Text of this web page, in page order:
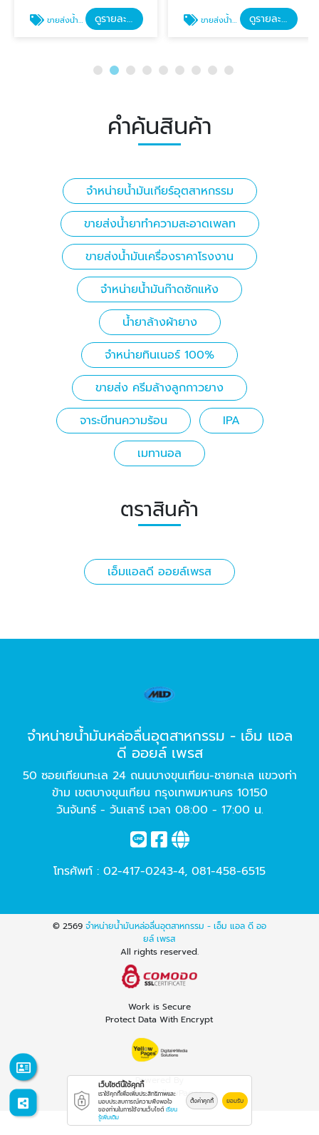
ขายส่งน้ำยาทำความสะอาดเพลท ดูรายละเอียด ขายส่งน้ำมันเครื่องราคาโรงงาน ดูรายละเอียด
คำค้นสินค้า
จำหน่ายน้ำมันเกียร์อุตสาหกรรม
ขายส่งน้ำยาทำความสะอาดเพลท
ขายส่งน้ำมันเครื่องราคาโรงงาน
จำหน่ายน้ำมันก๊าดซักแห้ง
น้ำยาล้างผ้ายาง
จำหน่ายทินเนอร์ 100%
ขายส่ง ครีมล้างลูกกาวยาง
จาระบีทนความร้อน
IPA
เมทานอล
ตราสินค้า
เอ็มแอลดี ออยล์เพรส
จำหน่ายน้ำมันหล่อลื่นอุตสาหกรรม - เอ็ม แอล
ดี ออยล์ เพรส
50 ซอยเทียนทะเล 24 ถนนบางขุนเทียน-ชายทะเล แขวงท่า
ข้าม เขตบางขุนเทียน กรุงเทพมหานคร 10150
วันจันทร์ - วันเสาร์ เวลา 08:00 - 17:00 น.
โทรศัพท์ : 02-417-0243-4, 081-458-6515
© 2569 จำหน่ายน้ำมันหล่อลื่นอุตสาหกรรม - เอ็ม แอล ดี ออ
ยล์ เพรส
All rights reserved.
Work is Secure
Protect Data With Encrypt
Powered By
Thailand YellowPages
เว็บไซต์นี้ใช้คุกกี้
เราใช้คุกกี้เพื่อเพิ่มประสิทธิภาพและ
มอบประสบการณ์ความพึงพอใจ
ของท่านในการใช้งานเว็บไซต์ เรียน
รู้เพิ่มเติม
ตั้งค่าคุกกี้ ยอมรับ